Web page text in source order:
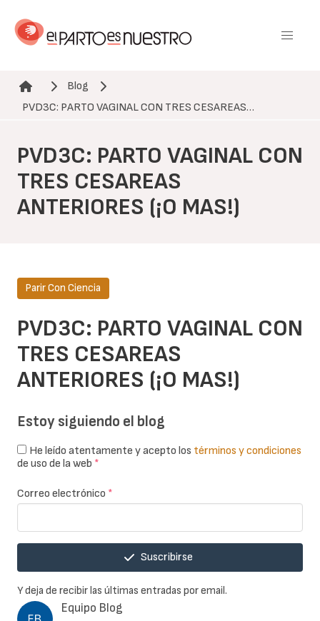
contenido
Ruta de navegación
Blog
PVD3C: PARTO VAGINAL CON TRES CESAREAS…
PVD3C: PARTO VAGINAL CON
TRES CESAREAS
ANTERIORES (¡O MAS!)
Equipo Blog
PVD3C: PARTO VAGINAL CON
TRES CESAREAS
ANTERIORES (¡O MAS!)
Parir Con Ciencia
Estoy siguiendo el blog
He leído atentamente y acepto los términos y condiciones
de uso de la web *
Correo electrónico *
Suscribirse
Y deja de recibir las últimas entradas por email.